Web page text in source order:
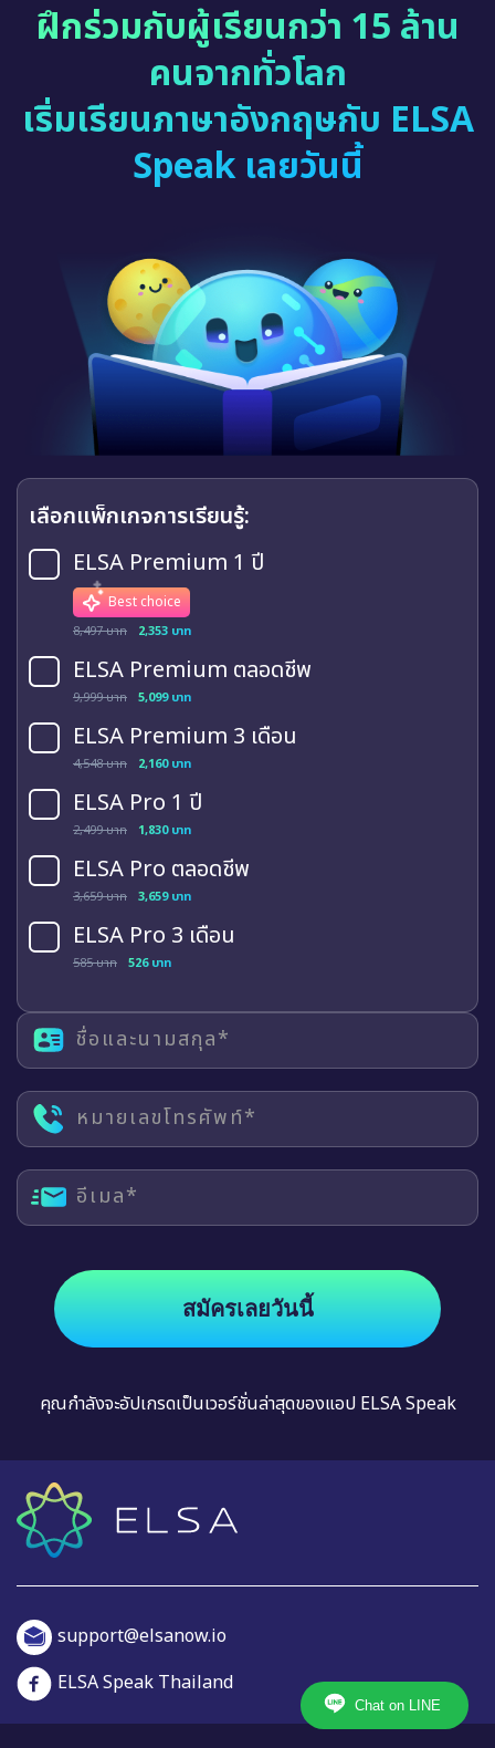
ฝึกร่วมกับผู้เรียนกว่า 15 ล้าน
คนจากทั่วโลก
เริ่มเรียนภาษาอังกฤษกับ ELSA
Speak เลยวันนี้
เลือกแพ็กเกจการเรียนรู้:
ELSA Premium 1 ปี
Best choice
8,497 บาท 2,353 บาท
ELSA Premium ตลอดชีพ
9,999 บาท 5,099 บาท
ELSA Premium 3 เดือน
4,548 บาท 2,160 บาท
ELSA Pro 1 ปี
2,499 บาท 1,830 บาท
ELSA Pro ตลอดชีพ
3,659 บาท 3,659 บาท
ELSA Pro 3 เดือน
585 บาท 526 บาท
ชื่อและนามสกุล*
หมายเลขโทรศัพท์*
อีเมล*
สมัครเลยวันนี้
คุณกำลังจะอัปเกรดเป็นเวอร์ชั่นล่าสุดของแอป ELSA Speak
Chat on LINE
support@elsanow.io
ELSA Speak Thailand